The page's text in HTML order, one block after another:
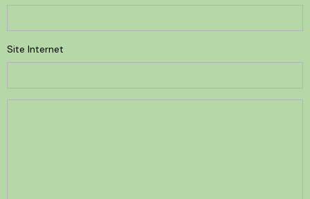
Site Internet